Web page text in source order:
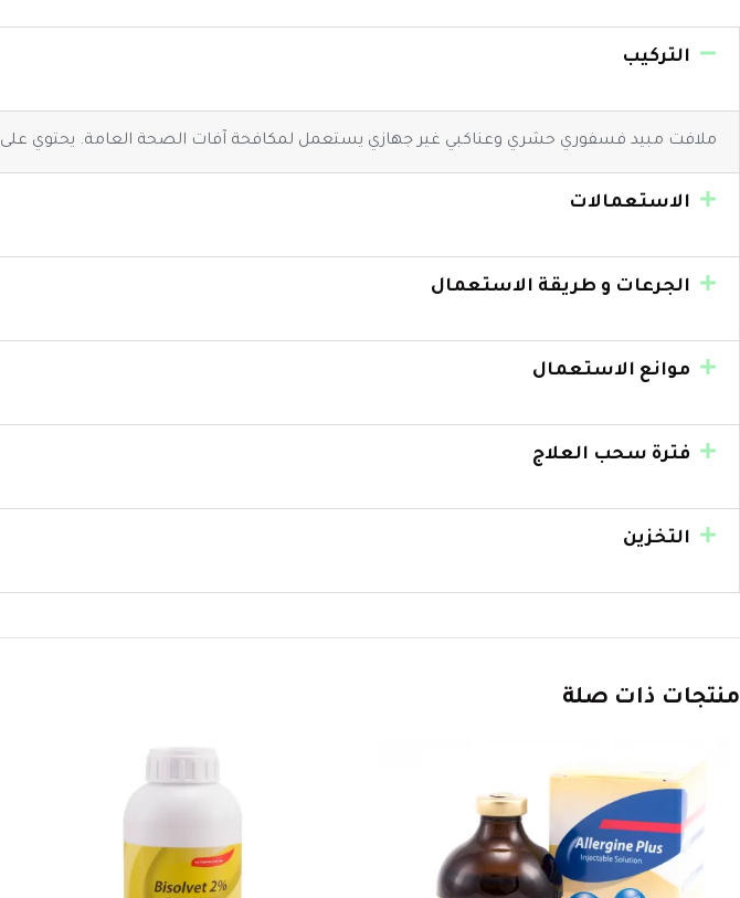
التركيب
ملافت مبيد فسفوري حشري وعناكبي غير جهازي يستعمل لمكافحة آفات الصحة العامة. يحتوي على 50% (وزن/ حجم) ملاثيون.
الاستعمالات
الجرعات و طريقة الاستعمال
موانع الاستعمال
فترة سحب العلاج
التخزين
منتجات ذات صلة